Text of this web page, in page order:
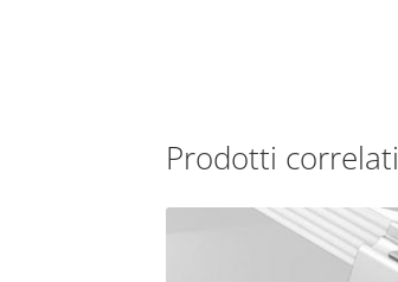
Prodotti correlati